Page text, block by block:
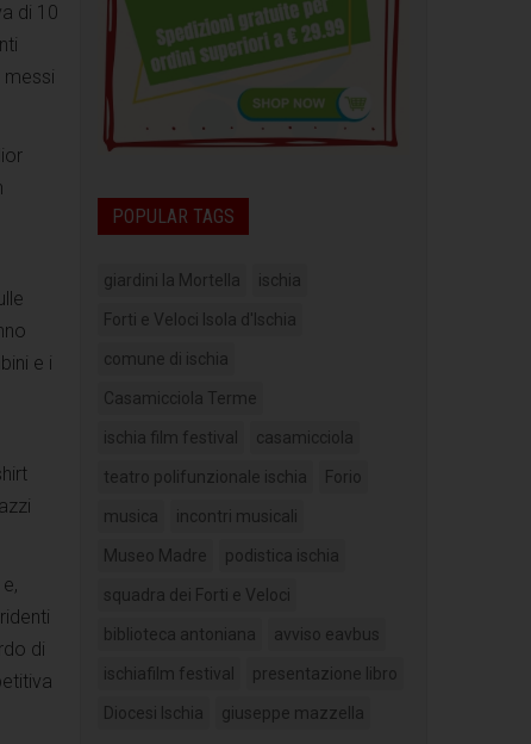
di 10
e i
di
POPULAR TAGS
giardini la Mortella ischia
Forti e Veloci Isola d'Ischia
comune di ischia
Casamicciola Terme
ischia film festival casamicciola
teatro polifunzionale ischia Forio
musica incontri musicali
Museo Madre podistica ischia
squadra dei Forti e Veloci
biblioteca antoniana avviso eavbus
ischiafilm festival presentazione libro
Diocesi Ischia giuseppe mazzella